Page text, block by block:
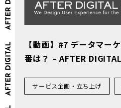
【動画】#7 データマー
番は？ – AFTER
サービス企画・立ち上げ